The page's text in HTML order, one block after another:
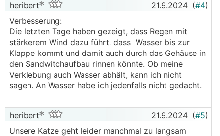
heribert 21.9.2024 (#4)
Verbesserung:
Die letzten Tage haben gezeigt, dass Regen mit
stärkerem Wind dazu führt, dass Wasser bis zur
Klappe kommt und damit auch durch das Gehäuse in
den Sandwitchaufbau rinnen könnte. Ob meine
Verklebung auch Wasser abhält, kann ich nicht
sagen. An Wasser habe ich jedenfalls nicht gedacht.
heribert 21.9.2024 (#5)
Unsere Katze geht leider manchmal zu langsam